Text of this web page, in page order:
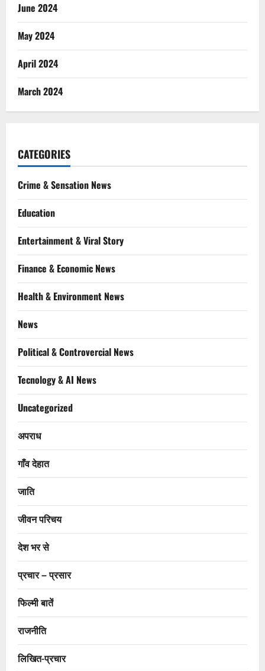
June 2024
May 2024
April 2024
March 2024
CATEGORIES
Crime & Sensation News
Education
Entertainment & Viral Story
Finance & Economic News
Health & Environment News
News
Political & Controvercial News
Tecnology & AI News
Uncategorized
अपराध
गाँव देहात
जाति
जीवन परिचय
देश भर से
प्रचार – प्रसार
फिल्मी बातें
राजनीति
लिखित-प्रचार